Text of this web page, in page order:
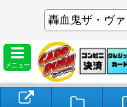
メニュー